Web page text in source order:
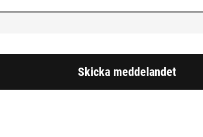
Skicka meddelandet